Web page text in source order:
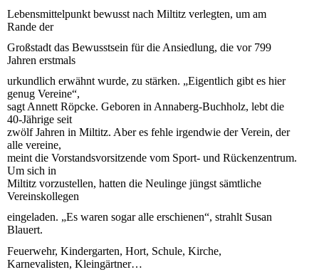
Lebensmittelpunkt bewusst nach Miltitz verlegten, um am
Rande der
Großstadt das Bewusstsein für die Ansiedlung, die vor 799
Jahren erstmals
urkundlich erwähnt wurde, zu stärken. „Eigentlich gibt es hier
genug Vereine“,
sagt Annett Röpcke. Geboren in Annaberg-Buchholz, lebt die
40-Jährige seit
zwölf Jahren in Miltitz. Aber es fehle irgendwie der Verein, der
alle vereine,
meint die Vorstandsvorsitzende vom Sport- und Rückenzentrum.
Um sich in
Miltitz vorzustellen, hatten die Neulinge jüngst sämtliche
Vereinskollegen
eingeladen. „Es waren sogar alle erschienen“, strahlt Susan
Blauert.
Feuerwehr, Kindergarten, Hort, Schule, Kirche,
Karnevalisten, Kleingärtner…